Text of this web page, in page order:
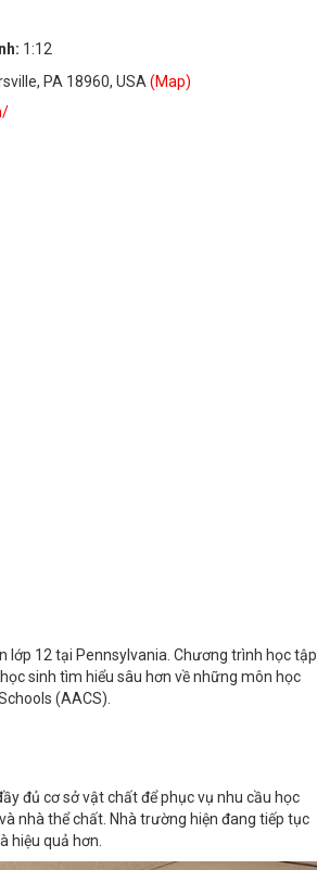
1:12
PA 18960, USA(Map)
12 tại Pennsylvania. Chương trình học tập
sinh tìm hiểu sâu hơn về những môn học
(AACS).
đủ cơ sở vật chất để phục vụ nhu cầu học
nhà thể chất. Nhà trường hiện đang tiếp tục
hiệu quả hơn.